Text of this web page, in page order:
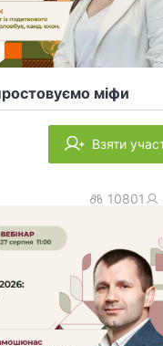
міфи
Взяти
10801